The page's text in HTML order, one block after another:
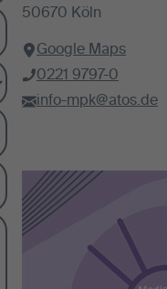
50670 Köln
Google Maps
0221 9797-0
info-mpk@atos.de